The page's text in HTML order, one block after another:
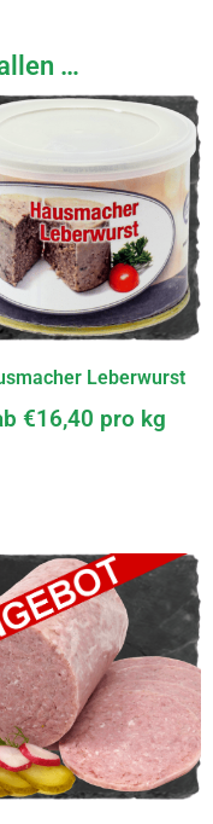
…
Leberwurst
€16,40 pro kg